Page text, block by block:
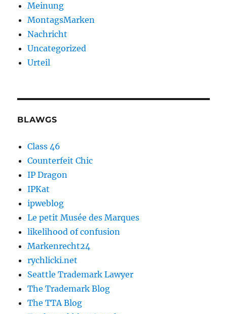
Meinung
MontagsMarken
Nachricht
Uncategorized
Urteil
BLAWGS
Class 46
Counterfeit Chic
IP Dragon
IPKat
ipweblog
Le petit Musée des Marques
likelihood of confusion
Markenrecht24
rychlicki.net
Seattle Trademark Lawyer
The Trademark Blog
The TTA Blog